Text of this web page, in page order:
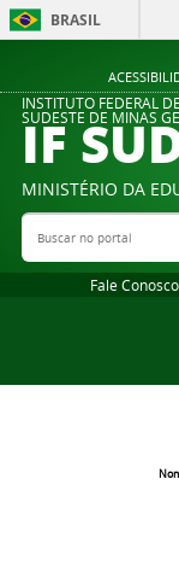
BRASIL
INSTITUTO FEDERAL
SUDESTE DE MINAS
IF
MINISTÉRIO DA
Buscar no portal
Fale Conosco